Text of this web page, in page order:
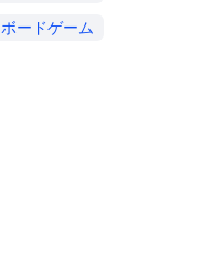
ボードゲーム